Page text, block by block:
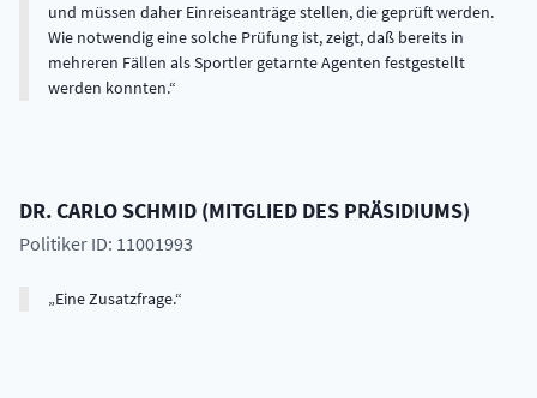
und müssen daher Einreiseanträge stellen, die geprüft werden.
Wie notwendig eine solche Prüfung ist, zeigt, daß bereits in
mehreren Fällen als Sportler getarnte Agenten festgestellt
werden konnten.
DR.CARLOSCHMID (MITGLIED DES PRÄSIDIUMS)
Politiker ID: 11001993
Eine Zusatzfrage.